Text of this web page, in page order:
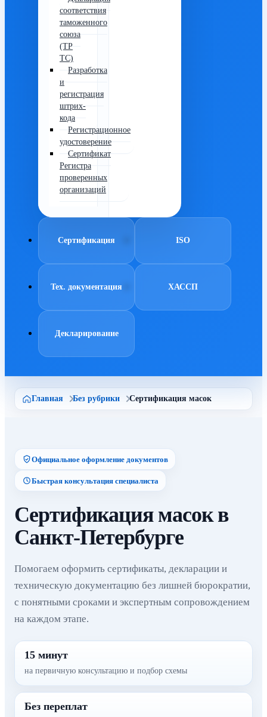
соответствия
таможенного
союза
(ТР
ТС)
Разработка
и
регистрация
штрих-
кода
Регистрационное
удостоверение
Сертификат
Регистра
проверенных
организаций
Сертификация ISO
Тех. документация ХАССП
Декларирование
Главная Без рубрики Сертификация масок
Официальное оформление документов
Быстрая консультация специалиста
Сертификация масок в
Санкт-Петербурге
Помогаем оформить сертификаты, декларации и
техническую документацию без лишней бюрократии,
с понятными сроками и экспертным сопровождением
на каждом этапе.
15 минут
на первичную консультацию и подбор схемы
Без переплат